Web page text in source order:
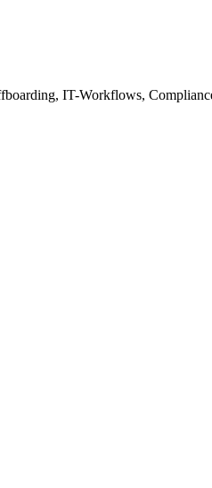
IT-Workflows,